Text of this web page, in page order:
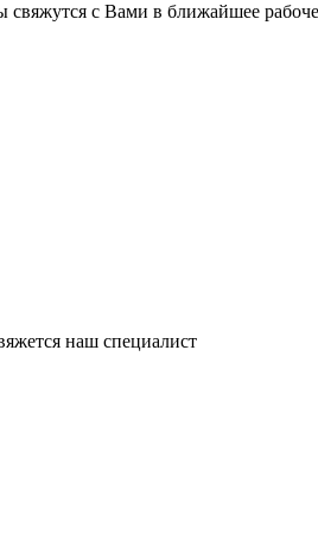
с Вами в ближайшее
наш специалист